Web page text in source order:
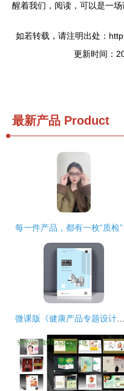
醒着我们，阅读，可以是一
如若转载，请注明出处：
更新时间：
最新产品 Product